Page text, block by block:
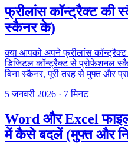
फ्रीलांस कॉन्ट्रैक्ट की
स्कैनर के)
क्या आपको अपने फ्रीलांस
डिजिटल कॉन्ट्रैक्ट से प्रोफेशनल
बिना स्कैनर, पूरी तरह से मुफ्त और
5 जनवरी 2026 · 7 मिनट
Word और Excel
में कैसे बदलें (मुफ्त और